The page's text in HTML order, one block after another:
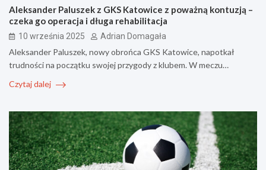
Aleksander Paluszek z GKS Katowice z poważną kontuzją –
czeka go operacja i długa rehabilitacja
10 września 2025 Adrian Domagała
Aleksander Paluszek, nowy obrońca GKS Katowice, napotkał
trudności na początku swojej przygody z klubem. W meczu…
Czytaj dalej